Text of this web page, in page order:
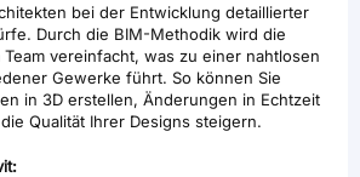
bei der Entwicklung detaillierter
Durch die BIM-Methodik wird die
Team vereinfacht, was zu einer nahtlosen
Gewerke führt. So können Sie
in 3D erstellen, Änderungen in Echtzeit
Qualität Ihrer Designs steigern.